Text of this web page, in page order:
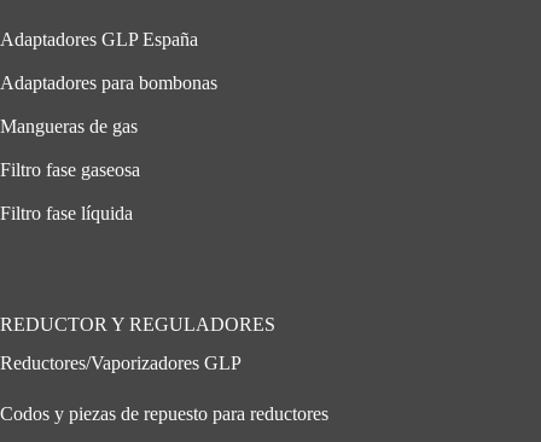
Adaptadores GLP España
Adaptadores para bombonas
Mangueras de gas
Filtro fase gaseosa
Filtro fase líquida
REDUCTOR Y REGULADORES
Reductores/Vaporizadores GLP
Codos y piezas de repuesto para reductores